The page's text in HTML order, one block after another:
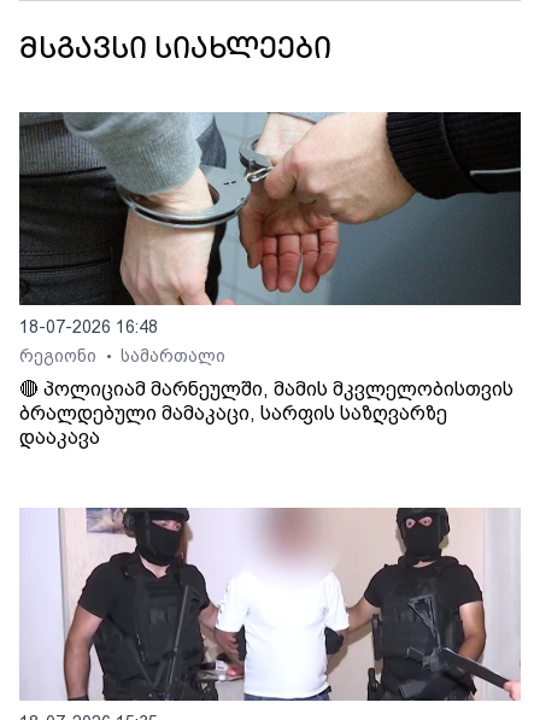
მსგავსი სიახლეები
18-07-2026 16:48
რეგიონი
• სამართალი
🔴 პოლიციამ მარნეულში, მამის მკვლელობისთვის
ბრალდებული მამაკაცი, სარფის საზღვარზე
დააკავა